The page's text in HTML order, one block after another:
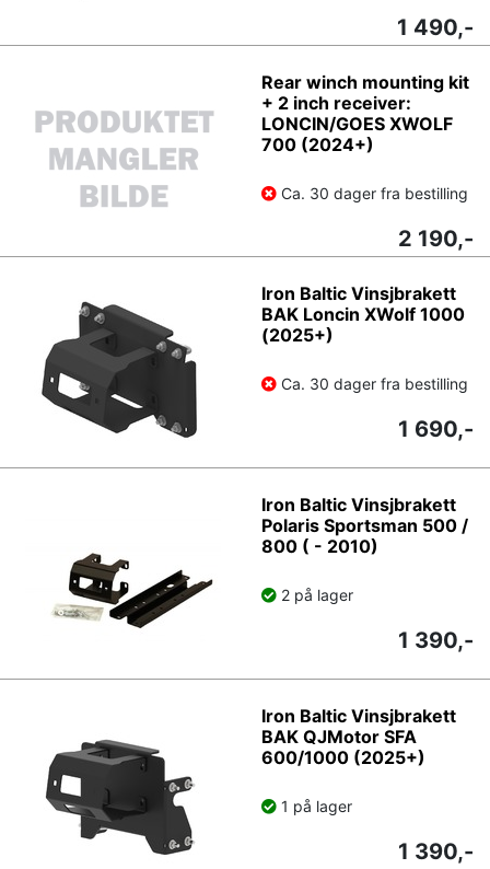
1 490,-
Rear winch mounting kit
+ 2 inch receiver:
LONCIN/GOES XWOLF
700 (2024+)
Ca. 30 dager fra bestilling
2 190,-
Iron Baltic Vinsjbrakett
BAK Loncin XWolf 1000
(2025+)
Ca. 30 dager fra bestilling
1 690,-
Iron Baltic Vinsjbrakett
Polaris Sportsman 500 /
800 ( - 2010)
2 på lager
1 390,-
Iron Baltic Vinsjbrakett
BAK QJMotor SFA
600/1000 (2025+)
1 på lager
1 390,-